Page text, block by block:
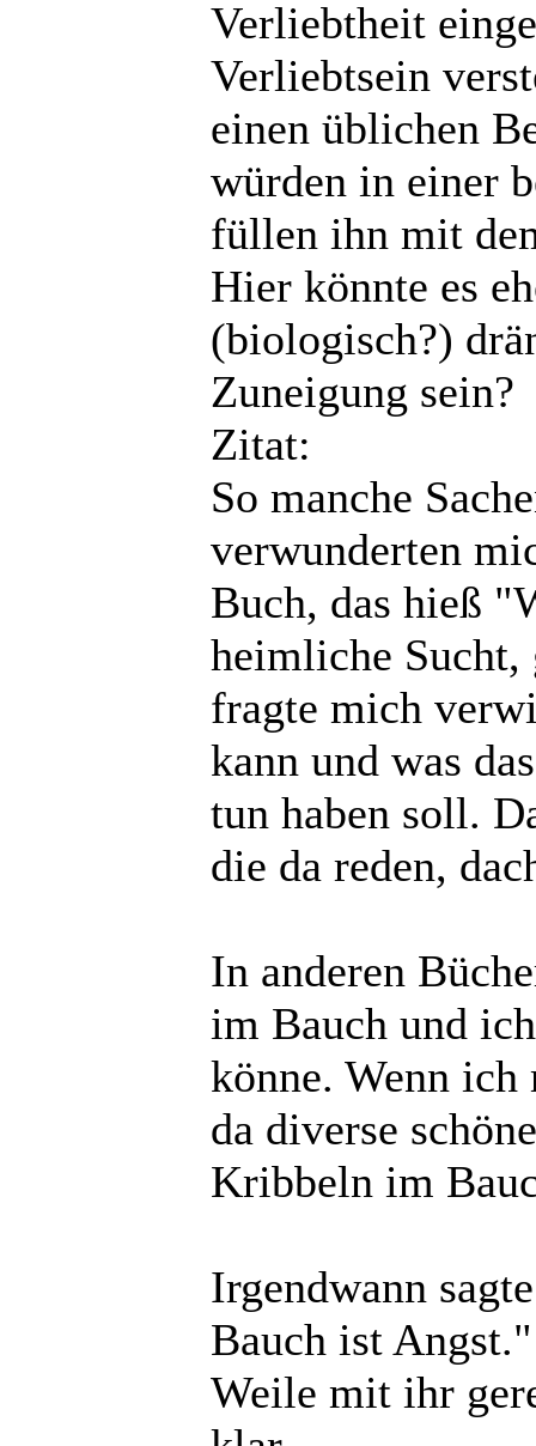
Verliebtheit
Verliebtsein
einen üblichen
würden in einer
füllen ihn mit
Hier könnte es
(biologisch?)
Zuneigung sein?
Zitat:
So manche
verwunderten
Buch, das hieß
heimliche Sucht,
fragte mich
kann und was
tun haben soll.
die da reden,
In anderen
im Bauch und
könne. Wenn ich
da diverse
Kribbeln im
Irgendwann
Bauch ist
Weile mit ihr